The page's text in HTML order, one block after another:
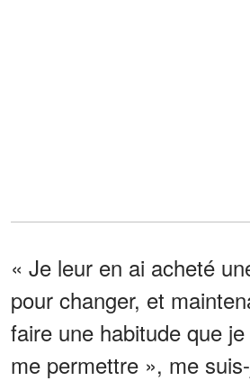
« Je leur en ai acheté
pour changer, et
faire une habitude que
me permettre », me